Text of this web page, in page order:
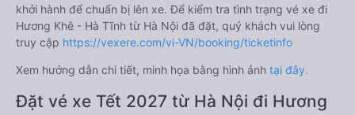
khởi hành để chuẩn bị lên xe. Để kiểm tra tình trạng vé xe đi
Hương Khê - Hà Tĩnh từ Hà Nội đã đặt, quý khách vui lòng
truy cập https://vexere.com/vi-VN/booking/ticketinfo
Xem hướng dẫn chi tiết, minh họa bằng hình ảnh tại đây.
Đặt vé xe Tết 2027 từ Hà Nội đi Hương